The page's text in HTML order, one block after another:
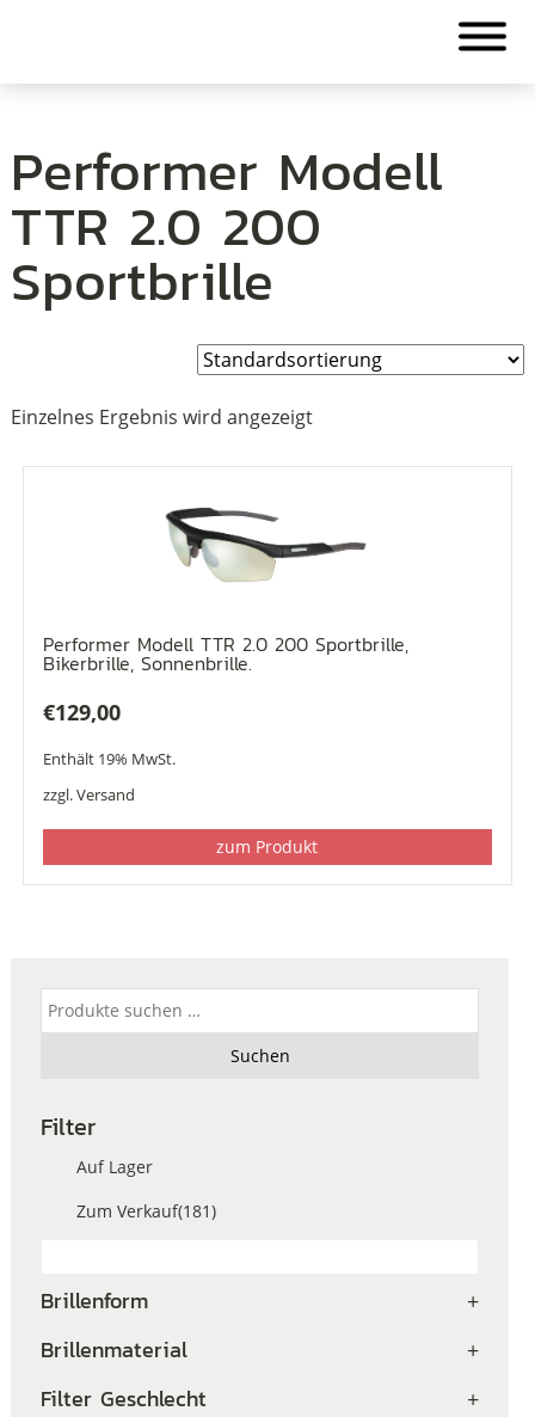
Performer Modell
TTR 2.0 200
Sportbrille
Einzelnes Ergebnis wird angezeigt
Performer Modell TTR 2.0 200 Sportbrille,
Bikerbrille, Sonnenbrille.
€129,00
Enthält 19% MwSt.
zzgl.Versand
zum Produkt
Suchen
nach:
Suchen
Filter
Auf Lager
Zum Verkauf(181)
Brillenform +
Brillenmaterial +
Filter Geschlecht +